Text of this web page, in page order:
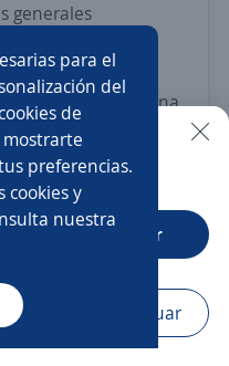
Favoritos
generales
cuando haya una
en la app
Abrir
Continuar
para el
del
de
preferencias.
cookies y
nuestra